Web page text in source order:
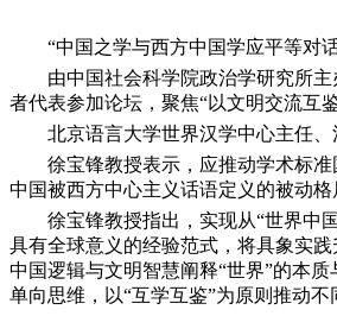
“中国之学与西方中国学应平等对话
由中国社会科学院政治学研究所主
者代表参加论坛，聚焦“以文明交流互
北京语言大学世界汉学中心主任、
徐宝锋教授表示，应推动学术标准国
中国被西方中心主义话语定义的被动
徐宝锋教授指出，实现从“世界中国
具有全球意义的经验范式，将具象实
中国逻辑与文明智慧阐释“世界”的本
单向思维，以“互学互鉴”为原则推动